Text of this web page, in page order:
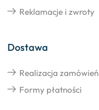
Reklamacje i zwroty
Dostawa
Realizacja zamówień
Formy płatności